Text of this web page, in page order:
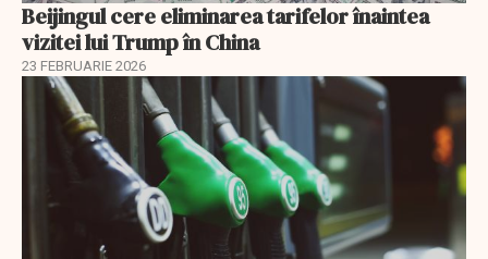
Beijingul cere eliminarea tarifelor înaintea
vizitei lui Trump în China
23 FEBRUARIE 2026